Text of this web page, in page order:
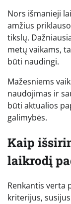
Nors išmanieji
amžius
tikslų.
metų vaikams,
būti naudingi.
Mažesniems
naudojimas ir
būti aktualios
galimybės.
Kaip
laikrodį
Renkantis verta
kriterijus,